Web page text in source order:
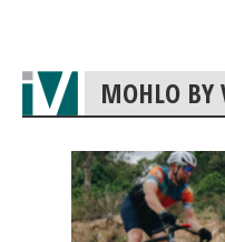
MOHLO BY